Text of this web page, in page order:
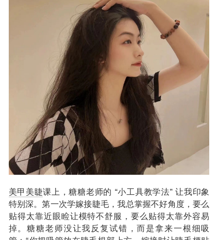
美甲美睫课上，糖糖老师的 “小工具教学法” 让我印象
特别深。第一次学嫁接睫毛，我总掌握不好角度，要么
贴得太靠近眼睑让模特不舒服，要么贴得太靠外容易
掉。糖糖老师没让我反复试错，而是拿来一根细吸